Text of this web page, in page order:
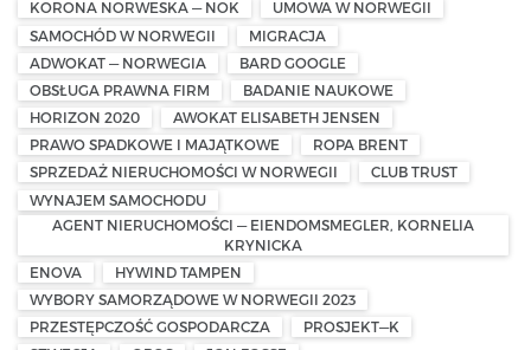
KORONA NORWESKA — NOK
UMOWA W NORWEGII
SAMOCHÓD W NORWEGII
MIGRACJA
ADWOKAT — NORWEGIA
BARD GOOGLE
OBSŁUGA PRAWNA FIRM
BADANIE NAUKOWE
HORIZON 2020
AWOKAT ELISABETH JENSEN
PRAWO SPADKOWE I MAJĄTKOWE
ROPA BRENT
SPRZEDAŻ NIERUCHOMOŚCI W NORWEGII
CLUB TRUST
WYNAJEM SAMOCHODU
AGENT NIERUCHOMOŚCI — EIENDOMSMEGLER, KORNELIA
KRYNICKA
ENOVA
HYWIND TAMPEN
WYBORY SAMORZĄDOWE W NORWEGII 2023
PRZESTĘPCZOŚĆ GOSPODARCZA
PROSJEKT—K